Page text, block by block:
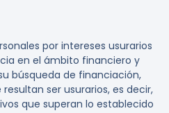
por intereses usurarios
en el ámbito financiero y
búsqueda de financiación,
ser usurarios, es decir,
que superan lo establecido